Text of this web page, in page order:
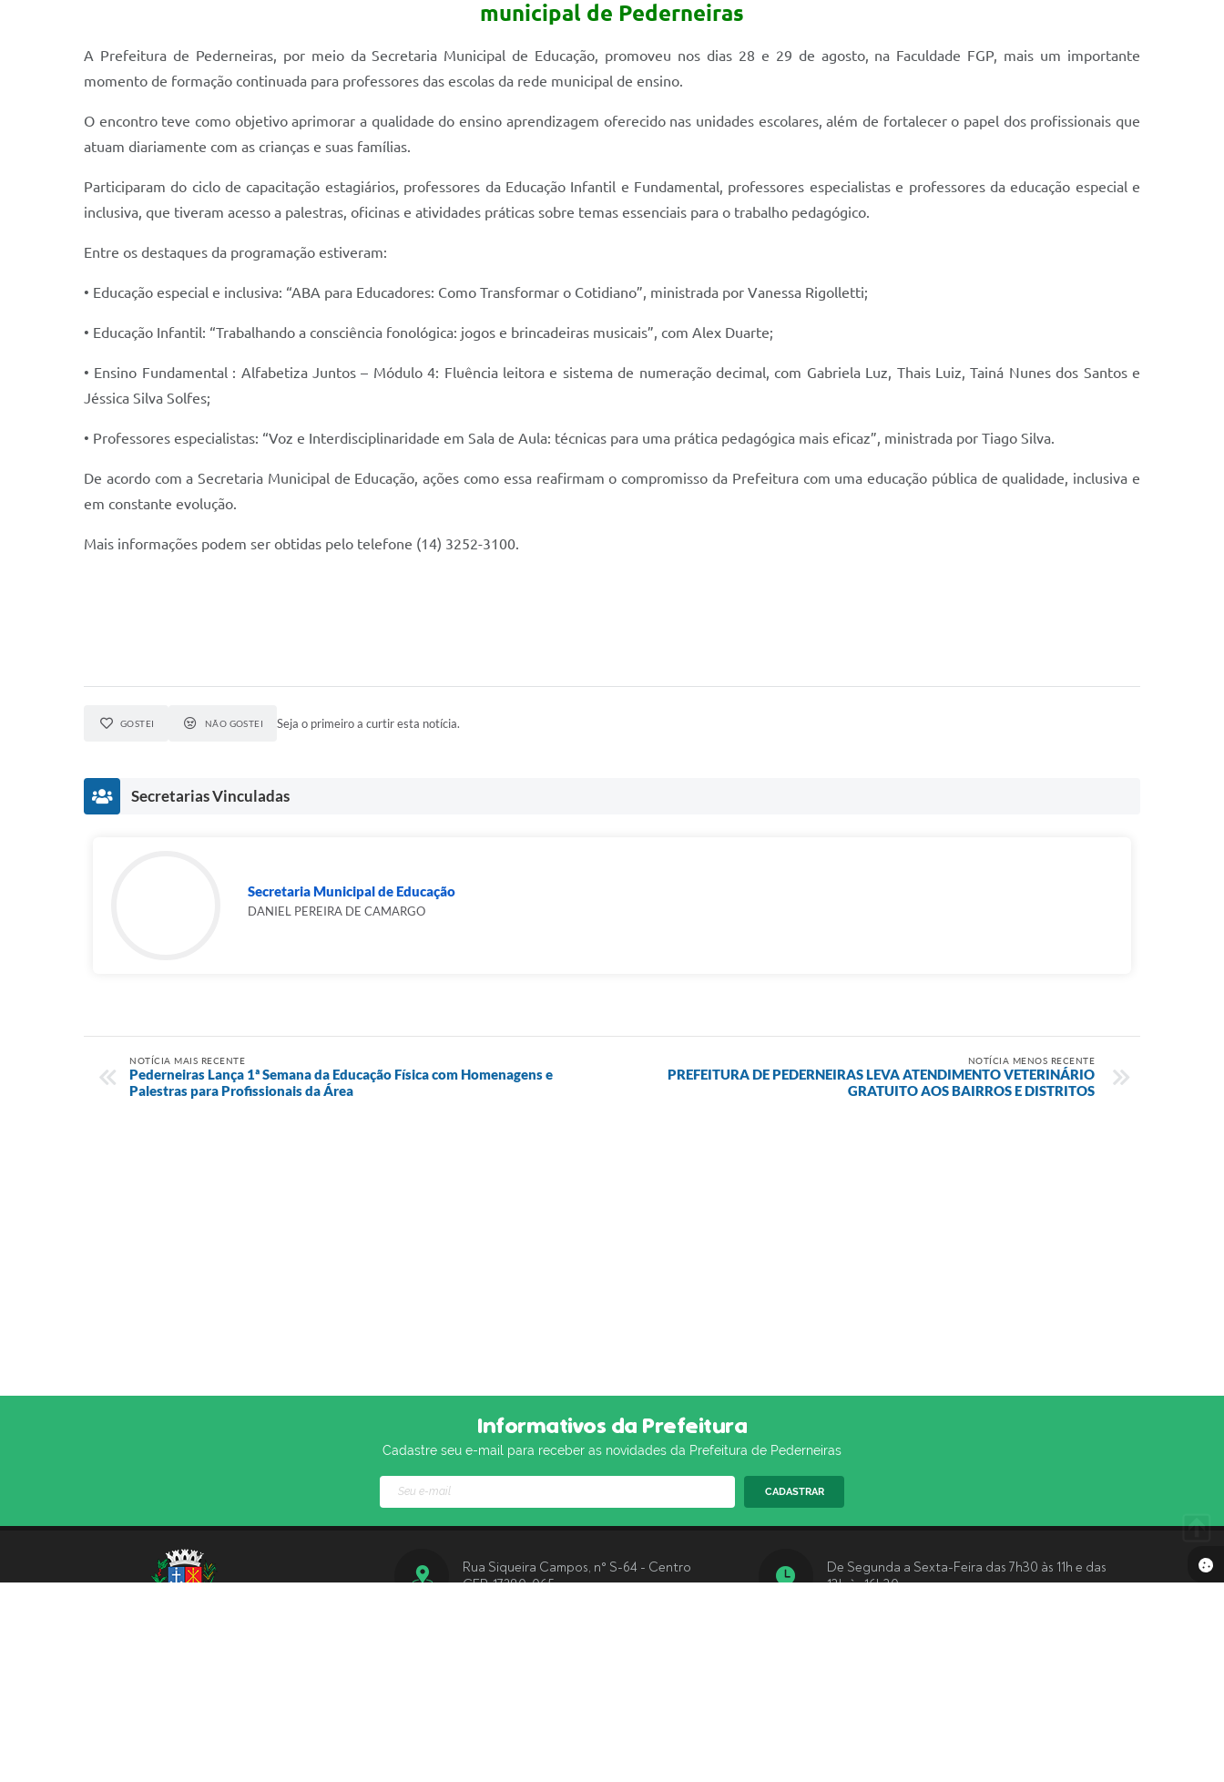
municipal de Pederneiras
A Prefeitura de Pederneiras, por meio da Secretaria Municipal de Educação, promoveu nos dias 28 e 29 de agosto, na Faculdade FGP, mais um importante
momento de formação continuada para professores das escolas da rede municipal de ensino.
O encontro teve como objetivo aprimorar a qualidade do ensino aprendizagem oferecido nas unidades escolares, além de fortalecer o papel dos profissionais que
atuam diariamente com as crianças e suas famílias.
Participaram do ciclo de capacitação estagiários, professores da Educação Infantil e Fundamental, professores especialistas e professores da educação especial e
inclusiva, que tiveram acesso a palestras, oficinas e atividades práticas sobre temas essenciais para o trabalho pedagógico.
Entre os destaques da programação estiveram:
• Educação especial e inclusiva: “ABA para Educadores: Como Transformar o Cotidiano”, ministrada por Vanessa Rigolletti;
• Educação Infantil: “Trabalhando a consciência fonológica: jogos e brincadeiras musicais”, com Alex Duarte;
• Ensino Fundamental : Alfabetiza Juntos – Módulo 4: Fluência leitora e sistema de numeração decimal, com Gabriela Luz, Thais Luiz, Tainá Nunes dos Santos e
Jéssica Silva Solfes;
• Professores especialistas: “Voz e Interdisciplinaridade em Sala de Aula: técnicas para uma prática pedagógica mais eficaz”, ministrada por Tiago Silva.
De acordo com a Secretaria Municipal de Educação, ações como essa reafirmam o compromisso da Prefeitura com uma educação pública de qualidade, inclusiva e
em constante evolução.
Mais informações podem ser obtidas pelo telefone (14) 3252-3100.
GOSTEI NÃO GOSTEI Seja o primeiro a curtir esta notícia.
Secretarias Vinculadas
Secretaria Municipal de Educação
DANIEL PEREIRA DE CAMARGO
NOTÍCIA MAIS RECENTE
Pederneiras Lança 1ª Semana da Educação Física com Homenagens e
Palestras para Profissionais da Área
NOTÍCIA MENOS RECENTE
PREFEITURA DE PEDERNEIRAS LEVA ATENDIMENTO VETERINÁRIO
GRATUITO AOS BAIRROS E DISTRITOS
Informativos da Prefeitura
Cadastre seu e-mail para receber as novidades da Prefeitura de Pederneiras
CADASTRAR
Rua Siqueira Campos, n° S-64 - Centro
CEP: 17280-065
De Segunda a Sexta-Feira das 7h30 às 11h e das
13h às 16h30